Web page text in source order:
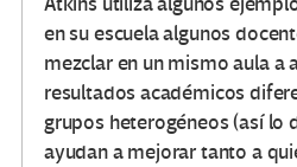
en su escuela algunos
mezclar en un mismo aula a
resultados académicos
grupos heterogéneos (así lo
ayudan a mejorar tanto a